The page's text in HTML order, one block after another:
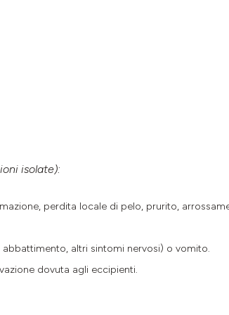
isolate):
perdita locale di pelo, prurito,
altri sintomi nervosi) o vomito.
dovuta agli eccipienti.